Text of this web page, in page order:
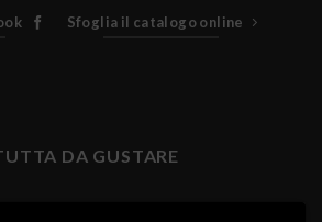
Sfoglia il catalogo online
DA GUSTARE